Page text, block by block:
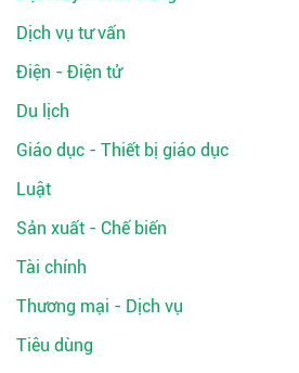
Dịch vụ tư vấn
Điện - Điện tử
Du lịch
Giáo dục - Thiết bị giáo dục
Luật
Sản xuất - Chế biến
Tài chính
Thương mại - Dịch vụ
Tiêu dùng